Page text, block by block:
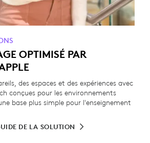
OPTIMISÉ PAR
des espaces et des expériences avec
conçues pour les environnements
base plus simple pour l'enseignement
DE LA SOLUTION